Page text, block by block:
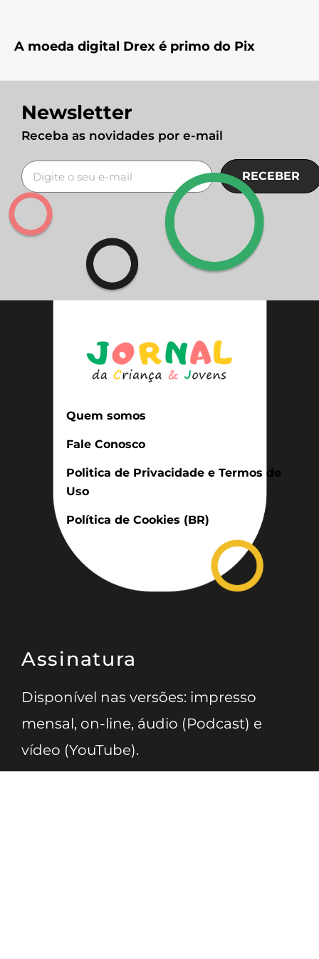
A moeda digital Drex é primo do Pix
Newsletter
Receba as novidades por e-mail
RECEBER
Quem somos
Fale Conosco
Politica de Privacidade e Termos de
Uso
Política de Cookies (BR)
Assinatura
Disponível nas versões: impresso
mensal, on-line, áudio (Podcast) e
vídeo (YouTube).